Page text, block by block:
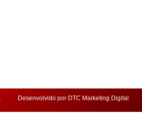
Desenvolvido por DTC Marketing Digital